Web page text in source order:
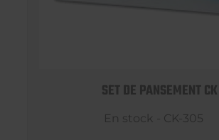
SET DE PANSEMENT CK
En stock - CK-305